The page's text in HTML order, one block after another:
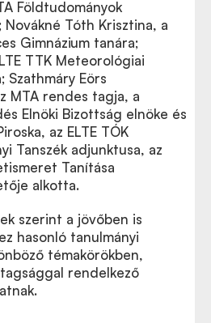
Földtudományok
Novákné Tóth Krisztina, a
Gimnázium tanára;
TTK Meteorológiai
Szathmáry Eörs
MTA rendes tagja, a
Elnöki Bizottság elnöke és
az ELTE TÓK
Tanszék adjunktusa, az
Tanítása
alkotta.
szerint a jövőben is
hasonló tanulmányi
témakörökben,
rendelkező